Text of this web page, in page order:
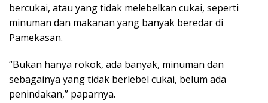
bercukai, atau yang tidak melebelkan cukai, seperti
minuman dan makanan yang banyak beredar di
Pamekasan.
“Bukan hanya rokok, ada banyak, minuman dan
sebagainya yang tidak berlebel cukai, belum ada
penindakan,” paparnya.